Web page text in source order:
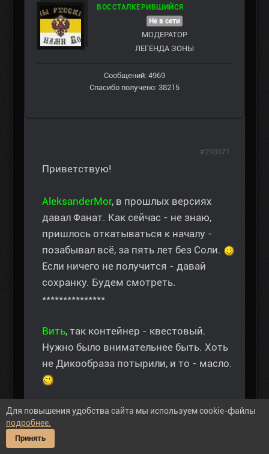
ВОССТАЛКЕРИВШИЙСЯ
Не в сети
МОДЕРАТОР
ЛЕГЕНДА ЗОНЫ
Сообщений: 4969
Спасибо получено: 38215
Приветствую!
AleksanderMor, в прошлых версиях
давал Фанат. Как сейчас - не знаю,
пришлось откатываться к началу -
позабывал всё, за пять лет без Соли.
Если ничего не получится - давай
сохранку. Будем смотреть.
***************
Вить, так контейнер - квестовый.
Нужно было внимательнее быть. Хоть
не Дикообраза потырили, и то - масло.
"Эти добрые люди - ничему не учились, и все
перепутали, игемон. Я, вообще начинаю опасаться,
#298671
Для повышения удобства сайта мы используем cookie-файлы
подробнее.
Принять